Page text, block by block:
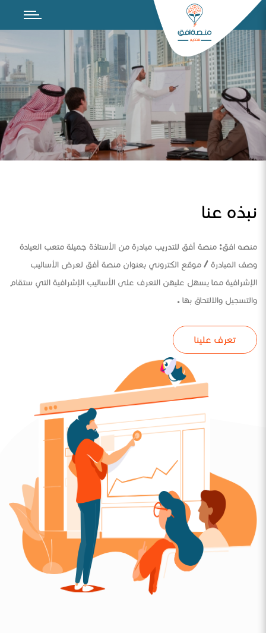
نبذه عنا
منصه افق: منصة أفق للتدريب مبادرة من الأستاذة جميلة متعب العيادة
وصف المبادرة / موقع الكتروني بعنوان منصة أفق لعرض الأساليب
الإشرافية مما يسهل عليهن التعرف على الأساليب الإشرافية التي ستقام
والتسجيل والالتحاق بها .
تعرف علينا